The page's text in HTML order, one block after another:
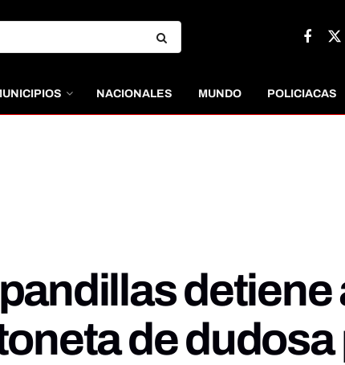
NACIONALES MUNDO POLICIACAS
detiene
de